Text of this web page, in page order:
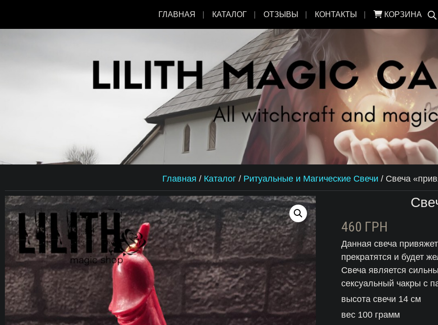
ГЛАВНАЯ КАТАЛОГ ОТЗЫВЫ КОНТАКТЫ КОРЗИНА
Главная / Каталог / Ритуальные и Магические Свечи / Свеча
460 ГРН
Данная свеча
прекратятся и будет
Свеча является
сексуальный чакры с
высота свечи 14 см
вес 100 грамм